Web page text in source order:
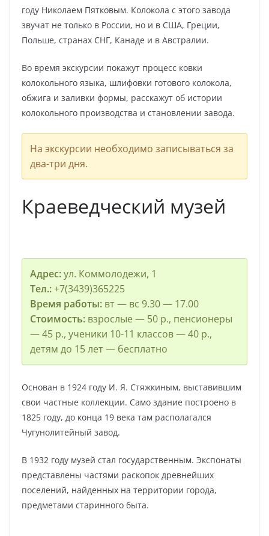
году Николаем Пятковым. Колокола с этого завода
звучат не только в России, но и в США, Греции,
Польше, странах СНГ, Канаде и в Австралии.
Во время экскурсии покажут процесс ковки
колокольного языка, шлифовки готового колокола,
обжига и заливки формы, расскажут об истории
колокольного производства и становлении завода.
На экскурсии необходимо записываться за
два-три дня.
Краеведческий музей
Адрес:ул. Коммолодежи, 1
Тел.:+7(3439)365225
Время работы:вт — вс 9.30 — 17.00
Стоимость:взрослые — 50 р., пенсионеры
— 45 р., ученики 10-11 классов — 40 р.,
детям до 15 лет — бесплатно
Основан в 1924 году И. Я. Стяжкиным, выставившим
свои частные коллекции. Само здание построено в
1825 году, до конца 19 века там располагался
Чугунолитейный завод.
В 1932 году музей стал государственным. Экспонаты
представлены частями раскопок древнейших
поселений, найденных на территории города,
предметами старинного быта.